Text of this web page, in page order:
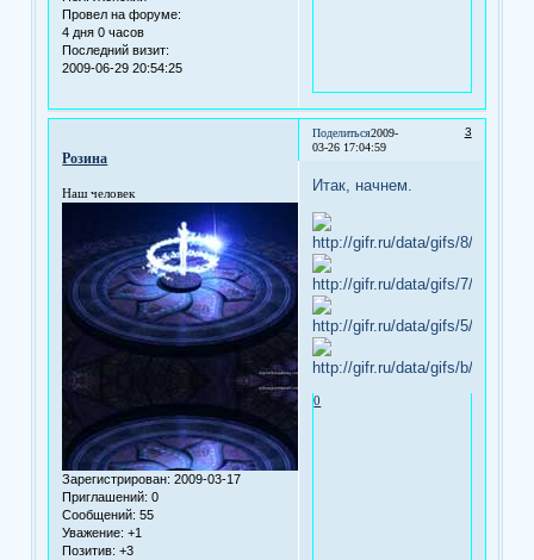
Провел на форуме:
4 дня 0 часов
Последний визит:
2009-06-29 20:54:25
Поделиться 3
2009-
03-26 17:04:59
Розина
Наш человек
Зарегистрирован: 2009-03-17
Приглашений: 0
Сообщений: 55
Уважение: +1
Позитив: +3
Итак, начнем.
0